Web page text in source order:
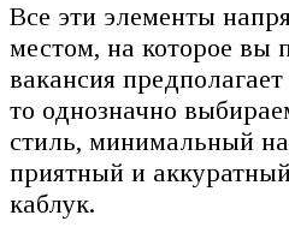
Все эти элементы
местом, на которое вы
вакансия
то однозначно
стиль, минимальный
приятный и
каблук.